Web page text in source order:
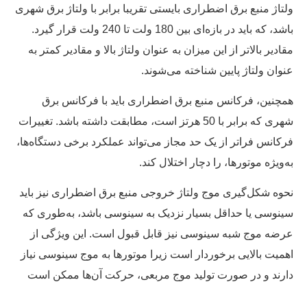
ولتاژ منبع برق اضطراری بایستی تقریبا برابر با ولتاژ برق شهری
باشد، که باید در بازه‌ای بین 180 ولت تا 240 ولت قرار گیرد.
مقادیر بالاتر از این میزان به عنوان ولتاژ بالا و مقادیر کمتر به
عنوان ولتاژ پایین شناخته می‌شوند.
همچنین، فرکانس منبع برق اضطراری باید با فرکانس برق
شهری که برابر با 50 هرتز است، مطابقت داشته باشد. تغییرات
فرکانس فراتر از یک حد مجاز می‌تواند عملکرد برخی دستگاه‌ها،
به‌ویژه موتورها، را دچار اختلال کند.
نحوه شکل‌گیری موج ولتاژ خروجی منبع برق اضطراری نیز باید
سینوسی یا حداقل بسیار نزدیک به سینوسی باشد، به‌طوری که
عرضه موج شبه سینوسی نیز قابل قبول است. این ویژگی از
اهمیت بالایی برخوردار است زیرا موتورها به موج سینوسی نیاز
دارند و در صورت تولید موج مربعی، حرکت آن‌ها ممکن است